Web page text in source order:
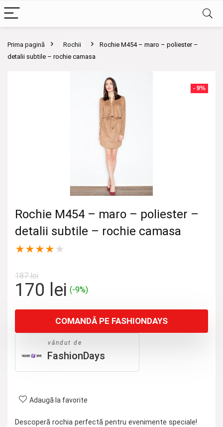
Prima pagină Rochii
Rochie M454 – maro – poliester –
detalii subtile – rochie camasa
- 9%
Rochie M454 – maro – poliester –
detalii subtile – rochie camasa
★★★★ ★
187lei
Prețul
a
fost:
187 lei.
170 leiPrețul
este:
170 lei.
(-9%)
COMANDĂ PE FASHIONDAYS
vândut de
FashionDays
Adaugă la favorite
Descoperă rochia perfectă pentru evenimente speciale!